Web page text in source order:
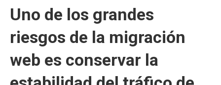
Uno de los grandes
riesgos de la migración
web es conservar la